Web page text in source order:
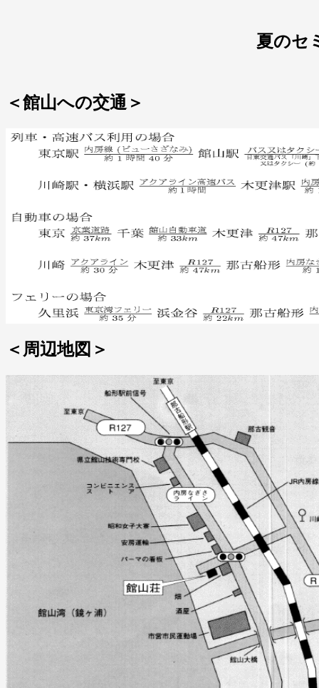
夏のセ
＜館山への交通＞
＜周辺地図＞